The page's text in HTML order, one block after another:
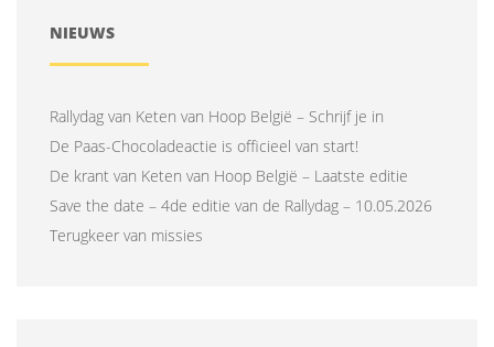
NIEUWS
Rallydag van Keten van Hoop België – Schrijf je in
De Paas-Chocoladeactie is officieel van start!
De krant van Keten van Hoop België – Laatste editie
Save the date – 4de editie van de Rallydag – 10.05.2026
Terugkeer van missies